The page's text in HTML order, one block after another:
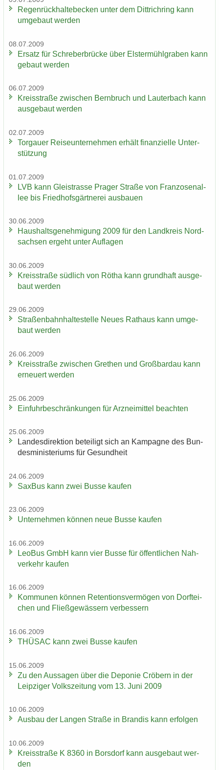
Re­gen­rück­hal­te­be­cken unter dem Dittrich­ring kann
um­ge­baut wer­den
08.07.2009
Er­satz für Schre­ber­brü­cke über Els­ter­mühl­gra­ben kann
ge­baut wer­den
06.07.2009
Kreis­stra­ße zwi­schen Bern­bruch und Lau­ter­bach kann
aus­ge­baut wer­den
02.07.2009
Tor­gau­er Rei­se­un­ter­neh­men er­hält fi­nan­zi­el­le Un­ter­
stüt­zung
01.07.2009
LVB kann Gleis­tras­se Pra­ger Stra­ße von Fran­zo­sen­al­
lee bis Fried­hofs­gärt­ne­rei aus­bau­en
30.06.2009
Haus­halts­ge­neh­mi­gung 2009 für den Land­kreis Nord­
sach­sen er­geht unter Auf­la­gen
30.06.2009
Kreis­stra­ße süd­lich von Rötha kann grund­haft aus­ge­
baut wer­den
29.06.2009
Stra­ßen­bahn­hal­te­stel­le Neues Rat­haus kann um­ge­
baut wer­den
26.06.2009
Kreis­stra­ße zwi­schen Gre­then und Groß­bardau kann
er­neu­ert wer­den
25.06.2009
Ein­fuhr­be­schrän­kun­gen für Arz­nei­mit­tel be­ach­ten
25.06.2009
Lan­des­di­rek­ti­on be­tei­ligt sich an Kam­pa­gne des Bun­
des­mi­nis­te­ri­ums für Ge­sund­heit
24.06.2009
Sax­Bus kann zwei Busse kau­fen
23.06.2009
Un­ter­neh­men kön­nen neue Busse kau­fen
16.06.2009
LeoBus GmbH kann vier Busse für öf­fent­li­chen Nah­
ver­kehr kau­fen
16.06.2009
Kom­mu­nen kön­nen Re­ten­ti­ons­ver­mö­gen von Dorf­tei­
chen und Fließ­ge­wäs­sern ver­bes­sern
16.06.2009
THÜ­SAC kann zwei Busse kau­fen
15.06.2009
Zu den Aus­sa­gen über die De­po­nie Crö­bern in der
Leip­zi­ger Volks­zei­tung vom 13. Juni 2009
10.06.2009
Aus­bau der Lan­gen Stra­ße in Bran­dis kann er­fol­gen
10.06.2009
Kreis­stra­ße K 8360 in Bors­dorf kann aus­ge­baut wer­
den